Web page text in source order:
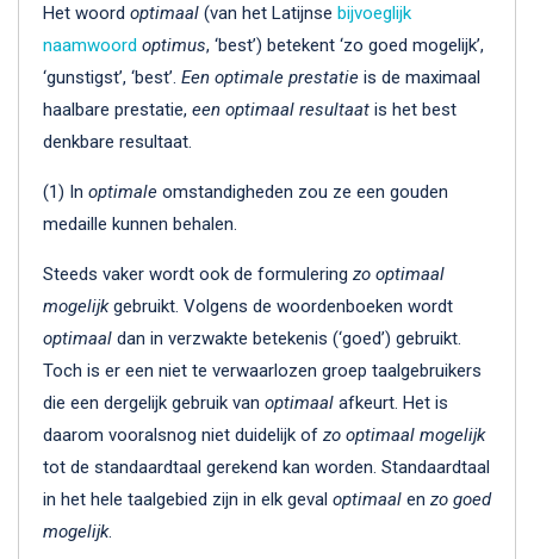
Het woord optimaal (van het Latijnse bijvoeglijk
naamwoord optimus, ‘best’) betekent ‘zo goed mogelijk’,
‘gunstigst’, ‘best’. Een optimale prestatie is de maximaal
haalbare prestatie, een optimaal resultaat is het best
denkbare resultaat.
(1) In optimale omstandigheden zou ze een gouden
medaille kunnen behalen.
Steeds vaker wordt ook de formulering zo optimaal
mogelijkgebruikt. Volgens de woordenboeken wordt
optimaal dan in verzwakte betekenis (‘goed’) gebruikt.
Toch is er een niet te verwaarlozen groep taalgebruikers
die een dergelijk gebruik van optimaal afkeurt. Het is
daarom vooralsnog niet duidelijk of zo optimaal mogelijk
tot de standaardtaal gerekend kan worden. Standaardtaal
in het hele taalgebied zijn in elk geval optimaal en zo goed
mogelijk.